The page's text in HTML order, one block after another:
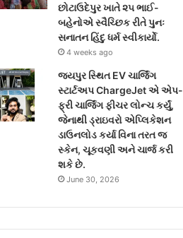
છોટાઉદેપુર ખાતે ૨૫ ભાઈ-
બહેનોએ સ્વૈચ્છિક રીતે પુનઃ
સનાતન હિંદુ ધર્મ સ્વીકાર્યો.
4 weeks ago
જયપુર સ્થિત EV ચાર્જિંગ
સ્ટાર્ટઅપ ChargeJet એ એપ-
ફ્રી ચાર્જિંગ ફીચર લોન્ચ કર્યું,
જેનાથી ડ્રાઇવરો એપ્લિકેશન
ડાઉનલોડ કર્યા વિના તરત જ
સ્કેન, ચૂકવણી અને ચાર્જ કરી
શકે છે.
June 30, 2026